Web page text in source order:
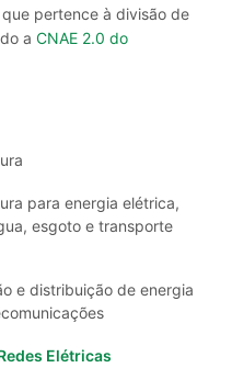
que pertence à divisão de
a CNAE 2.0 do
para energia elétrica,
esgoto e transporte
e distribuição de energia
Elétricas